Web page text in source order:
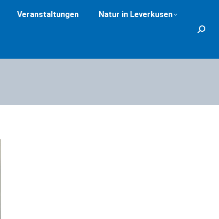
Veranstaltungen Natur in Leverkusen